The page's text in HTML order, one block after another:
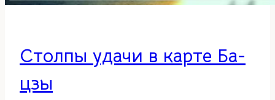
Столпы удачи в карте Ба-
цзы